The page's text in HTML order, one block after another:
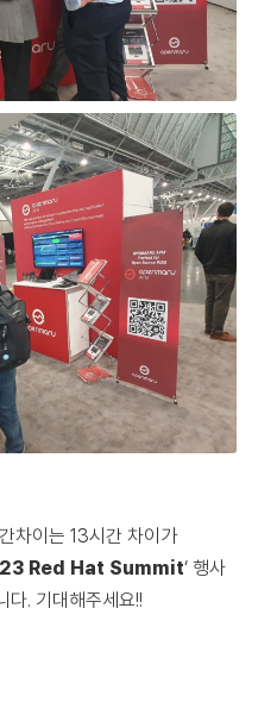
차이는 13시간 차이가
Red Hat Summit‘ 행사
다. 기대해주세요!!